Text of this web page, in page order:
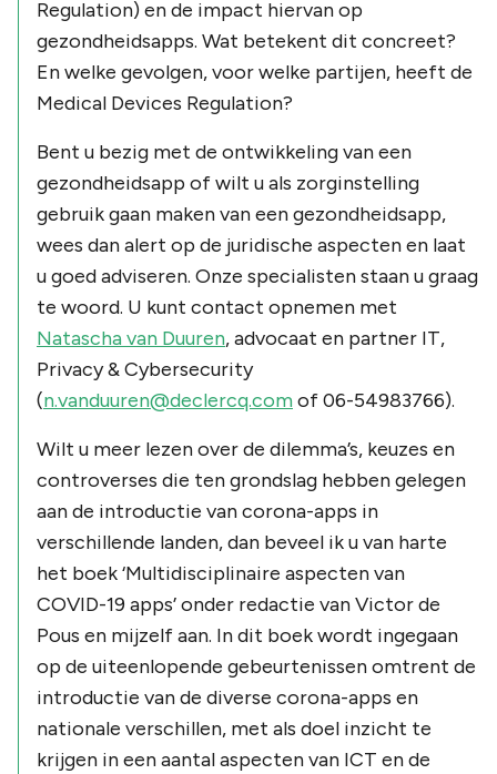
Regulation) en de impact hiervan op
gezondheidsapps. Wat betekent dit concreet?
En welke gevolgen, voor welke partijen, heeft de
Medical Devices Regulation?
Bent u bezig met de ontwikkeling van een
gezondheidsapp of wilt u als zorginstelling
gebruik gaan maken van een gezondheidsapp,
wees dan alert op de juridische aspecten en laat
u goed adviseren. Onze specialisten staan u graag
te woord. U kunt contact opnemen met
Natascha van Duuren, advocaat en partner IT,
Privacy & Cybersecurity
(n.vanduuren@declercq.comof 06-54983766).
Wilt u meer lezen over de dilemma’s, keuzes en
controverses die ten grondslag hebben gelegen
aan de introductie van corona-apps in
verschillende landen, dan beveel ik u van harte
het boek ‘Multidisciplinaire aspecten van
COVID-19 apps’ onder redactie van Victor de
Pous en mijzelf aan. In dit boek wordt ingegaan
op de uiteenlopende gebeurtenissen omtrent de
introductie van de diverse corona-apps en
nationale verschillen, met als doel inzicht te
krijgen in een aantal aspecten van ICT en de